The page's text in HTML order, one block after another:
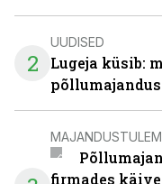
2
UUDISED
Lugeja küsib:
firmades